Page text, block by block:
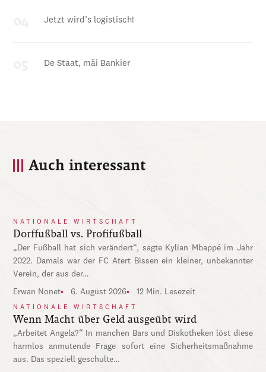
Jetzt wird’s logistisch!
De Staat, mäi Bankier
Auch interessant
NATIONALE WIRTSCHAFT
Dorffußball vs. Profifußball
„Der Fußball hat sich verändert“, sagte Kylian Mbappé im Jahr
2022. Damals war der FC Atert Bissen ein kleiner, unbekannter
Verein, der aus der…
Erwan Nonet 6. August 2026 12 Min. Lesezeit
NATIONALE WIRTSCHAFT
Wenn Macht über Geld ausgeübt wird
„Arbeitet Angela?“ In manchen Bars und Diskotheken löst diese
harmlos anmutende Frage sofort eine Sicherheitsmaßnahme
aus. Das speziell geschulte…